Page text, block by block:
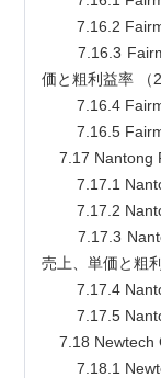
        7.16.3 Fairmat CFRPリサイクル の販売量、売上、単
価と粗利益率 （
7.16.5
7.17
        7.17.3 Nantong Fuyuan CFRPリサイクル の販売量、
売上、単価と粗
7.18